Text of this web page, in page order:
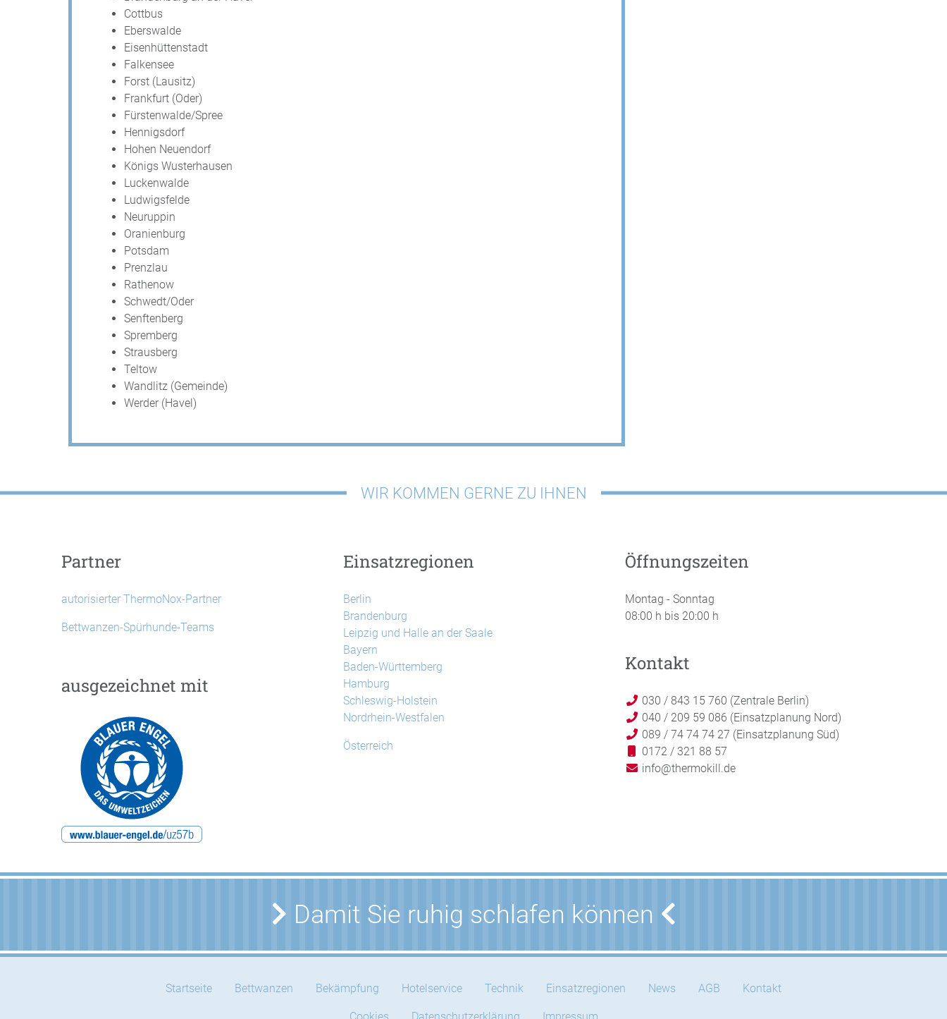
Cottbus
Eberswalde
Eisenhüttenstadt
Falkensee
Forst (Lausitz)
Frankfurt (Oder)
Fürstenwalde/Spree
Hennigsdorf
Hohen Neuendorf
Königs Wusterhausen
Luckenwalde
Ludwigsfelde
Neuruppin
Oranienburg
Potsdam
Prenzlau
Rathenow
Schwedt/Oder
Senftenberg
Spremberg
Strausberg
Teltow
Wandlitz (Gemeinde)
Werder (Havel)
WIR KOMMEN GERNE ZU IHNEN
Partner
autorisierter ThermoNox-Partner
Bettwanzen-Spürhunde-Teams
ausgezeichnet mit
Einsatzregionen
Berlin
Brandenburg
Leipzig und Halle an der Saale
Bayern
Baden-Württemberg
Hamburg
Schleswig-Holstein
Nordrhein-Westfalen
Österreich
Öffnungszeiten
Montag - Sonntag
08:00 h bis 20:00 h
Kontakt
030 / 843 15 760 (Zentrale Berlin)
040 / 209 59 086 (Einsatzplanung Nord)
089 / 74 74 74 27 (Einsatzplanung Süd)
0172 / 321 88 57
info@thermokill.de
Damit Sie ruhig schlafen können
Startseite Bettwanzen Bekämpfung Hotelservice Technik Einsatzregionen News AGB Kontakt
Cookies Datenschutzerklärung Impressum